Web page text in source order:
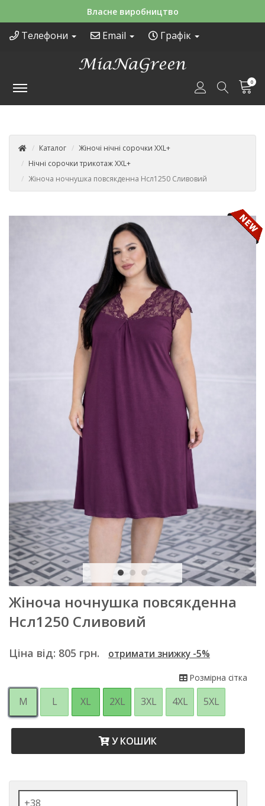
Зручні способи оплати
Телефони Email Графік
0
Каталог
Жіночі нічні сорочки XXL+
Нічні сорочки трикотаж XXL+
Жіноча ночнушка повсякденна Нсл1250 Сливовий
Жіноча ночнушка повсякденна
Нсл1250 Сливовий
Ціна від: 805 грн. отримати знижку -5%
Розмірна сітка
M L XL 2XL 3XL 4XL 5XL
У КОШИК